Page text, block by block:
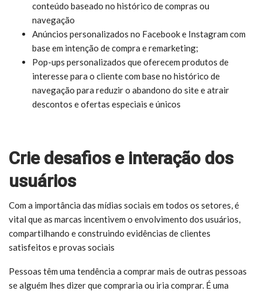
conteúdo baseado no histórico de compras ou
navegação
Anúncios personalizados no Facebook e Instagram com
base em intenção de compra e remarketing;
Pop-ups personalizados que oferecem produtos de
interesse para o cliente com base no histórico de
navegação para reduzir o abandono do site e atrair
descontos e ofertas especiais e únicos
Crie desafios e interação dos
usuários
Com a importância das mídias sociais em todos os setores, é
vital que as marcas incentivem o envolvimento dos usuários,
compartilhando e construindo evidências de clientes
satisfeitos e provas sociais
Pessoas têm uma tendência a comprar mais de outras pessoas
se alguém lhes dizer que compraria ou iria comprar. É uma